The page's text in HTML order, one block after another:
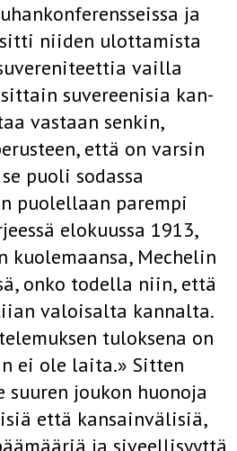
ja
niiden ulottamista
vailla
suvereenisia kan­
vastaan senkin,
että on varsin
puoli sodassa
puo­lellaan parempi
elokuussa 1913,
kuolemaansa, Mechelin
onko todella niin, että
valoisalta kannalta.
tuloksena on
ei ole laita.» Sitten
suuren joukon huonoja
että kansainvälisiä,
ja siveellisyyttä